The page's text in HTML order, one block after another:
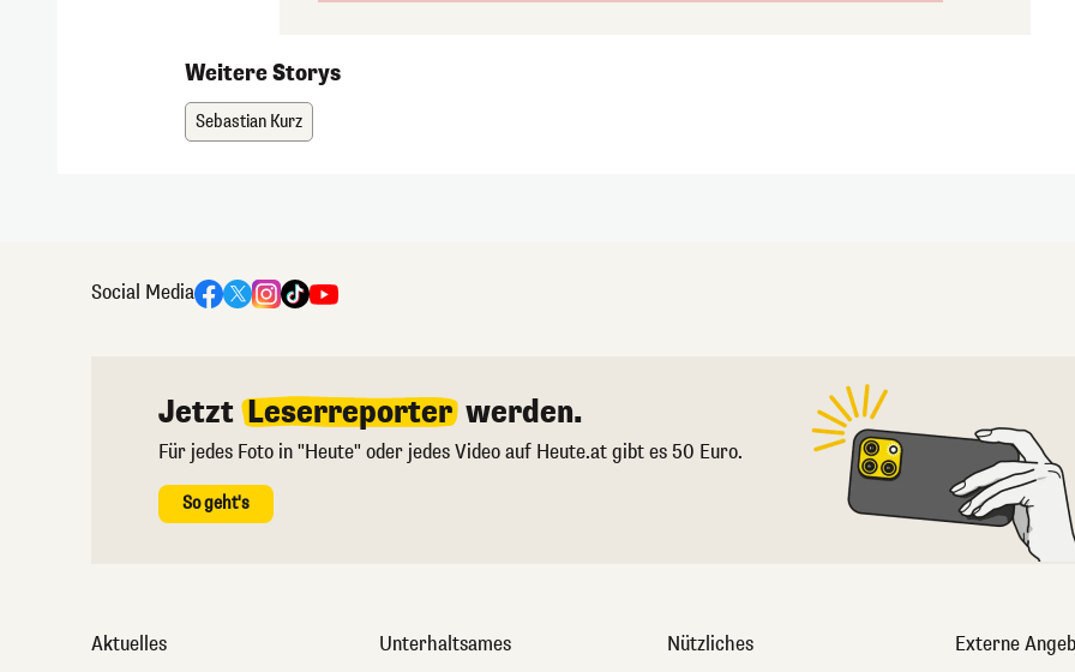
Weitere Storys
Sebastian Kurz
Social Media
Jetzt Leserreporter werden.
Für jedes Foto in "Heute" oder jedes Video auf Heute.at gibt es 50 Euro.
So geht's
Aktuelles
Unterhaltsames
Nützliches
Externe